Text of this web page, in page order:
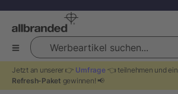
Werbeartikel suchen...
Jetzt an unserer 👉 Umfrage👈 teilnehmen und ein
Refresh-Paket gewinnen! 📢